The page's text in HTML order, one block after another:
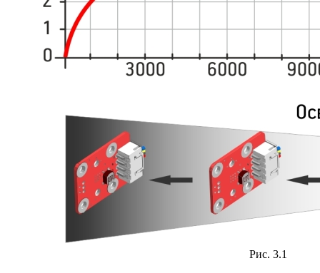
Рис. 3.1